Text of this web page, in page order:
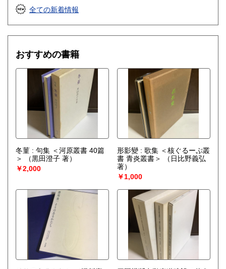
全ての新着情報
おすすめの書籍
冬菫 : 句集 ＜河原叢書 40篇
＞
（黒田澄子 著）
￥2,000
形影變 : 歌集 ＜核ぐるーぷ叢
書 青炎叢書＞
（日比野義弘
著）
￥1,000